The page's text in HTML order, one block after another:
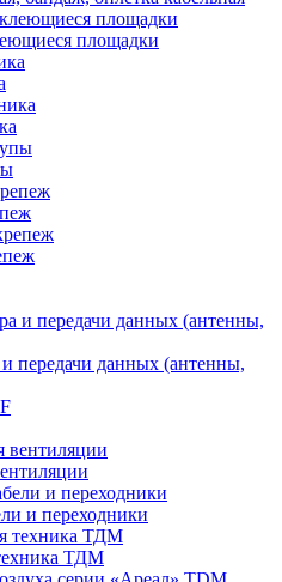
площадки
и передачи данных (антенны,
и переходники
ТДМ